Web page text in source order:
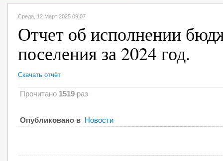
Среда, 12 Март 2025 09:07
Отчет об исполнении
поселения за 2024 год.
Скачать отчёт
Прочитано 1519 раз
Опубликовано в Новости